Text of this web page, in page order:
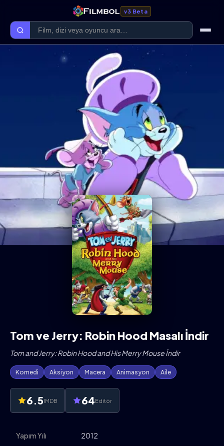
v3 Beta
Film Kategorileri
Dizi Kategorileri
Giriş Yap
Tom ve Jerry: Robin Hood Masalı İndir
Tom and Jerry: Robin Hood and His Merry Mouse İndir
Komedi Aksiyon Macera Animasyon Aile
6.5IMDB 64Editör
Yapım Yılı 2012